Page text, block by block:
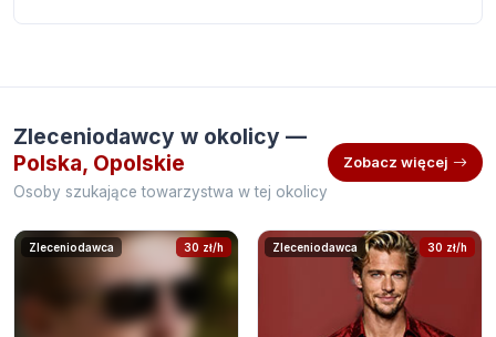
Zleceniodawcy w okolicy —
Polska, Opolskie
Osoby szukające towarzystwa w tej okolicy
Zobacz więcej
Zleceniodawca 30 zł/h Zleceniodawca 30 zł/h